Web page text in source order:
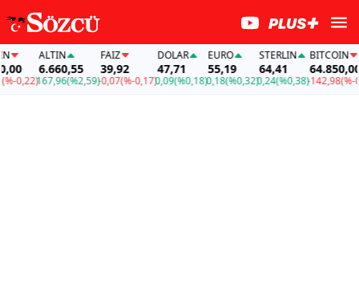
0,22)
ALTIN
6.660,55
167,96(%2,59)
FAİZ
39,92
-0,07(%-0,17)
DOLAR
47,71
0,09(%0,18)
EURO
55,19
0,18(%0,32)
STERLIN
64,41
0,24(%0,38)
BITCOIN
64.850,00
-142,98(%-